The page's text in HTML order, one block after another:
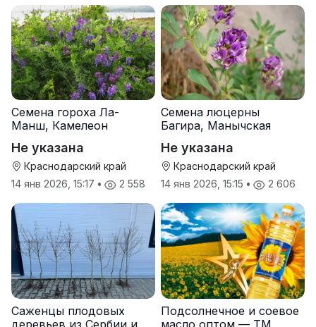
Семена гороха Ла-
Манш, Камелеон
Не указана
Краснодарский край
14 янв 2026, 15:17 • 2 558
Семена люцерны
Багира, Манычская
Не указана
Краснодарский край
14 янв 2026, 15:15 • 2 606
Саженцы плодовых
Подсолнечное и соевое